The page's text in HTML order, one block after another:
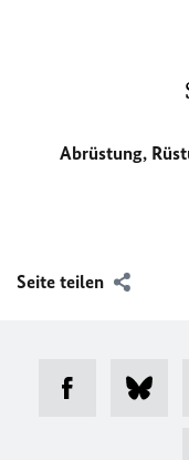
Abrüstung,
Seite teilen